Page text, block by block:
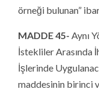
örneği bulunan”
MADDE 45- Aynı
İstekliler Arasında
İşlerinde
maddesinin birinci